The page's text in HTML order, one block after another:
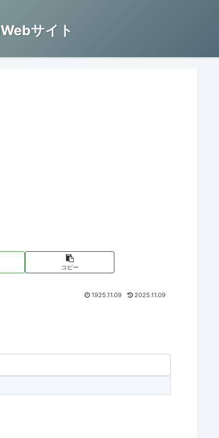
サイト
コピー
1925.11.09 2025.11.09